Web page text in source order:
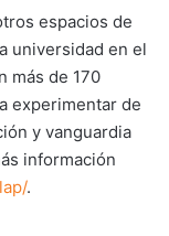
espacios de
universidad en el
más de 170
experimentar de
y vanguardia
información
.